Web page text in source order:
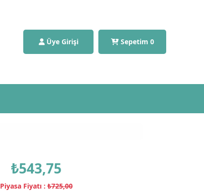
Üye Girişi Sepetim 0
₺543,75
Piyasa Fiyatı :₺725,00